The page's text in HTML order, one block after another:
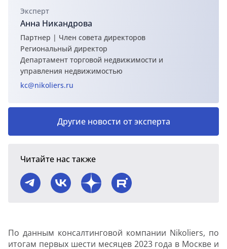
Эксперт
Анна Никандрова
Партнер | Член совета директоров
Региональный директор
Департамент торговой недвижимости и
управления недвижимостью
kc@nikoliers.ru
Другие новости от эксперта
Читайте нас также
По данным консалтинговой компании Nikoliers, по
итогам первых шести месяцев 2023 года в Москве и